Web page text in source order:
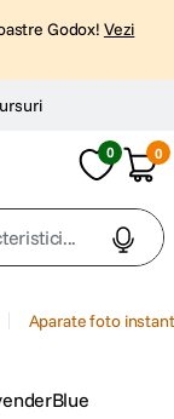
Godox! Vezi
0 0
Aparate foto instant